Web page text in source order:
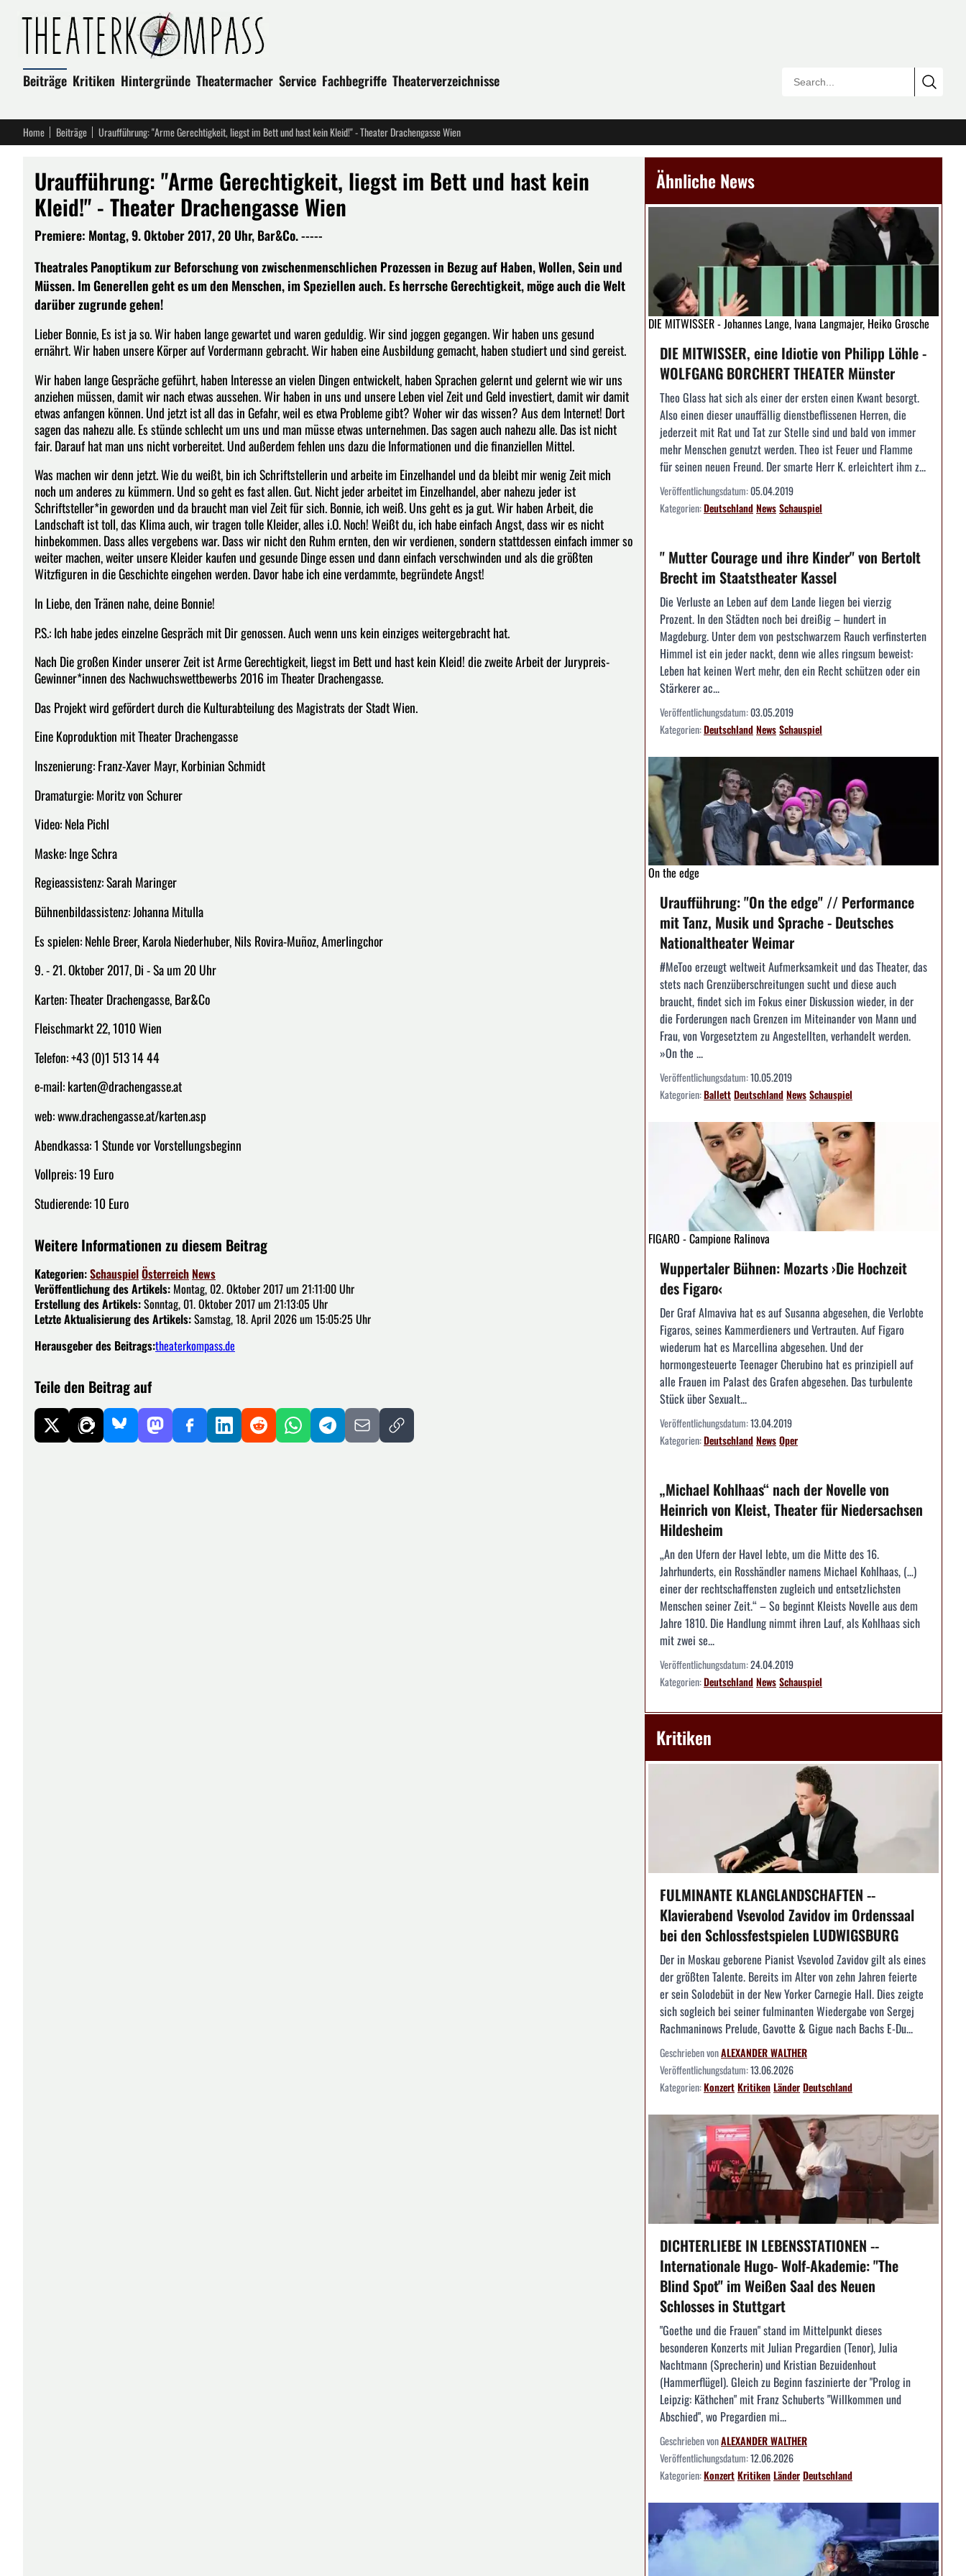
Beiträge Kritiken Hintergründe Theatermacher Service Fachbegriffe Theaterverzeichnisse
Home Beiträge Uraufführung: "Arme Gerechtigkeit, liegst im Bett und hast kein Kleid!" - Theater Drachengasse Wien
Uraufführung: "Arme Gerechtigkeit, liegst im Bett und hast kein
Kleid!" - Theater Drachengasse Wien
Premiere: Montag, 9. Oktober 2017, 20 Uhr, Bar&Co. -----
Theatrales Panoptikum zur Beforschung von zwischenmenschlichen Prozessen in Bezug auf Haben, Wollen, Sein und
Müssen. Im Generellen geht es um den Menschen, im Speziellen auch. Es herrsche Gerechtigkeit, möge auch die Welt
darüber zugrunde gehen!
Lieber Bonnie, Es ist ja so. Wir haben lange gewartet und waren geduldig. Wir sind joggen gegangen. Wir haben uns gesund
ernährt. Wir haben unsere Körper auf Vordermann gebracht. Wir haben eine Ausbildung gemacht, haben studiert und sind gereist.
Wir haben lange Gespräche geführt, haben Interesse an vielen Dingen entwickelt, haben Sprachen gelernt und gelernt wie wir uns
anziehen müssen, damit wir nach etwas aussehen. Wir haben in uns und unsere Leben viel Zeit und Geld investiert, damit wir damit
etwas anfangen können. Und jetzt ist all das in Gefahr, weil es etwa Probleme gibt? Woher wir das wissen? Aus dem Internet! Dort
sagen das nahezu alle. Es stünde schlecht um uns und man müsse etwas unternehmen. Das sagen auch nahezu alle. Das ist nicht
fair. Darauf hat man uns nicht vorbereitet. Und außerdem fehlen uns dazu die Informationen und die finanziellen Mittel.
Was machen wir denn jetzt. Wie du weißt, bin ich Schriftstellerin und arbeite im Einzelhandel und da bleibt mir wenig Zeit mich
noch um anderes zu kümmern. Und so geht es fast allen. Gut. Nicht jeder arbeitet im Einzelhandel, aber nahezu jeder ist
Schriftsteller*in geworden und da braucht man viel Zeit für sich. Bonnie, ich weiß. Uns geht es ja gut. Wir haben Arbeit, die
Landschaft ist toll, das Klima auch, wir tragen tolle Kleider, alles i.O. Noch! Weißt du, ich habe einfach Angst, dass wir es nicht
hinbekommen. Dass alles vergebens war. Dass wir nicht den Ruhm ernten, den wir verdienen, sondern stattdessen einfach immer so
weiter machen, weiter unsere Kleider kaufen und gesunde Dinge essen und dann einfach verschwinden und als die größten
Witzfiguren in die Geschichte eingehen werden. Davor habe ich eine verdammte, begründete Angst!
In Liebe, den Tränen nahe, deine Bonnie!
P.S.: Ich habe jedes einzelne Gespräch mit Dir genossen. Auch wenn uns kein einziges weitergebracht hat.
Nach Die großen Kinder unserer Zeit ist Arme Gerechtigkeit, liegst im Bett und hast kein Kleid! die zweite Arbeit der Jurypreis-
Gewinner*innen des Nachwuchswettbewerbs 2016 im Theater Drachengasse.
Das Projekt wird gefördert durch die Kulturabteilung des Magistrats der Stadt Wien.
Eine Koproduktion mit Theater Drachengasse
Inszenierung: Franz-Xaver Mayr, Korbinian Schmidt
Dramaturgie: Moritz von Schurer
Video: Nela Pichl
Maske: Inge Schra
Regieassistenz: Sarah Maringer
Bühnenbildassistenz: Johanna Mitulla
Es spielen: Nehle Breer, Karola Niederhuber, Nils Rovira-Muñoz, Amerlingchor
9. - 21. Oktober 2017, Di - Sa um 20 Uhr
Karten: Theater Drachengasse, Bar&Co
Fleischmarkt 22, 1010 Wien
Telefon: +43 (0)1 513 14 44
e-mail: karten@drachengasse.at
web: www.drachengasse.at/karten.asp
Abendkassa: 1 Stunde vor Vorstellungsbeginn
Vollpreis: 19 Euro
Studierende: 10 Euro
Weitere Informationen zu diesem Beitrag
Kategorien:SchauspielÖsterreich News
Veröffentlichung des Artikels: Montag, 02. Oktober 2017 um 21:11:00 Uhr
Erstellung des Artikels:Sonntag, 01. Oktober 2017 um 21:13:05 Uhr
Letzte Aktualisierung des Artikels:Samstag, 18. April 2026 um 15:05:25 Uhr
Herausgeber des Beitrags:theaterkompass.de
Teile den Beitrag auf
Ähnliche News
DIE MITWISSER - Johannes Lange, Ivana Langmajer, Heiko Grosche
DIE MITWISSER, eine Idiotie von Philipp Löhle -
WOLFGANG BORCHERT THEATER Münster
Theo Glass hat sich als einer der ersten einen Kwant besorgt.
Also einen dieser unauffällig dienstbeflissenen Herren, die
jederzeit mit Rat und Tat zur Stelle sind und bald von immer
mehr Menschen genutzt werden. Theo ist Feuer und Flamme
für seinen neuen Freund. Der smarte Herr K. erleichtert ihm z...
Veröffentlichungsdatum:05.04.2019
Kategorien:DeutschlandNewsSchauspiel
" Mutter Courage und ihre Kinder" von Bertolt
Brecht im Staatstheater Kassel
Die Verluste an Leben auf dem Lande liegen bei vierzig
Prozent. In den Städten noch bei dreißig – hundert in
Magdeburg. Unter dem von pestschwarzem Rauch verfinsterten
Himmel ist ein jeder nackt, denn wie alles ringsum beweist:
Leben hat keinen Wert mehr, den ein Recht schützen oder ein
Stärkerer ac...
Veröffentlichungsdatum:03.05.2019
Kategorien:DeutschlandNewsSchauspiel
On the edge
Uraufführung: "On the edge" // Performance
mit Tanz, Musik und Sprache - Deutsches
Nationaltheater Weimar
#MeToo erzeugt weltweit Aufmerksamkeit und das Theater, das
stets nach Grenzüberschreitungen sucht und diese auch
braucht, findet sich im Fokus einer Diskussion wieder, in der
die Forderungen nach Grenzen im Miteinander von Mann und
Frau, von Vorgesetztem zu Angestellten, verhandelt werden.
»On the ...
Veröffentlichungsdatum:10.05.2019
Kategorien:BallettDeutschlandNewsSchauspiel
FIGARO - Campione Ralinova
Wuppertaler Bühnen: Mozarts ›Die Hochzeit
des Figaro‹
Der Graf Almaviva hat es auf Susanna abgesehen, die Verlobte
Figaros, seines Kammerdieners und Vertrauten. Auf Figaro
wiederum hat es Marcellina abgesehen. Und der
hormongesteuerte Teenager Cherubino hat es prinzipiell auf
alle Frauen im Palast des Grafen abgesehen. Das turbulente
Stück über Sexualt...
Veröffentlichungsdatum:13.04.2019
Kategorien:DeutschlandNewsOper
„Michael Kohlhaas“ nach der Novelle von
Heinrich von Kleist, Theater für Niedersachsen
Hildesheim
„An den Ufern der Havel lebte, um die Mitte des 16.
Jahrhunderts, ein Rosshändler namens Michael Kohlhaas, (…)
einer der rechtschaffensten zugleich und entsetzlichsten
Menschen seiner Zeit.“ – So beginnt Kleists Novelle aus dem
Jahre 1810. Die Handlung nimmt ihren Lauf, als Kohlhaas sich
mit zwei se...
Veröffentlichungsdatum:24.04.2019
Kategorien:DeutschlandNewsSchauspiel
Kritiken
FULMINANTE KLANGLANDSCHAFTEN --
Klavierabend Vsevolod Zavidov im Ordenssaal
bei den Schlossfestspielen LUDWIGSBURG
Der in Moskau geborene Pianist Vsevolod Zavidov gilt als eines
der größten Talente. Bereits im Alter von zehn Jahren feierte
er sein Solodebüt in der New Yorker Carnegie Hall. Dies zeigte
sich sogleich bei seiner fulminanten Wiedergabe von Sergej
Rachmaninows Prelude, Gavotte & Gigue nach Bachs E-Du...
Geschrieben vonALEXANDER WALTHER
Veröffentlichungsdatum:13.06.2026
Kategorien:KonzertKritikenLänderDeutschland
DICHTERLIEBE IN LEBENSSTATIONEN --
Internationale Hugo- Wolf-Akademie: "The
Blind Spot" im Weißen Saal des Neuen
Schlosses in Stuttgart
"Goethe und die Frauen" stand im Mittelpunkt dieses
besonderen Konzerts mit Julian Pregardien (Tenor), Julia
Nachtmann (Sprecherin) und Kristian Bezuidenhout
(Hammerflügel). Gleich zu Beginn faszinierte der "Prolog in
Leipzig: Käthchen" mit Franz Schuberts "Willkommen und
Abschied", wo Pregardien mi...
Geschrieben vonALEXANDER WALTHER
Veröffentlichungsdatum:12.06.2026
Kategorien:KonzertKritikenLänderDeutschland